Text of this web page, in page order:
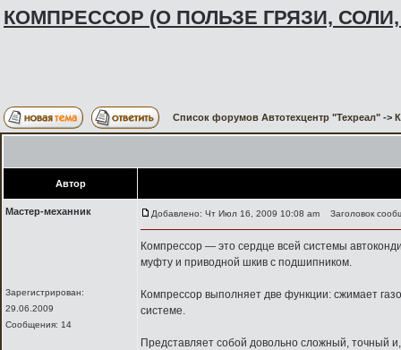
КОМПРЕССОР (О ПОЛЬЗЕ ГРЯЗИ,
Список форумов Автотехцентр "Техреал" ->
Автор
Мастер-механник
Зарегистрирован:
29.06.2009
Сообщения: 14
Добавлено: Чт Июл 16, 2009 10:08 am Заголовок
Компрессор — это сердце всей системы
муфту и приводной шкив с подшипником.
Компрессор выполняет две функции: сжимает
системе.
Представляет собой довольно сложный, точный